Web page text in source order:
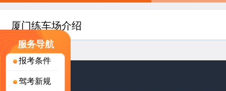
厦门练车场介绍
服务导航
报考条件
驾考新规
关于派学车